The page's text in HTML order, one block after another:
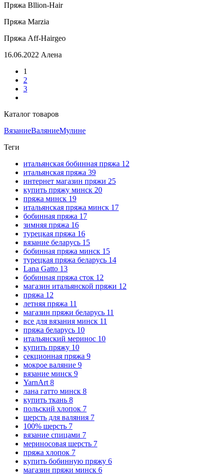
Пряжа Bllion-Hair
Пряжа Marzia
Пряжа Aff-Hairgeo
16.06.2022 Алена
1
2
3
Каталог товаров
ВязаниеВаляниеМулине
Теги
итальянская бобинная пряжа 12
итальянская пряжа 39
интернет магазин пряжи 25
купить пряжу минск 20
пряжа минск 19
итальянская пряжа минск 17
бобинная пряжа 17
зимняя пряжа 16
турецкая пряжа 16
вязание беларусь 15
бобинная пряжа минск 15
турецкая пряжа беларусь 14
Lana Gatto 13
бобинная пряжа сток 12
магазин итальянской пряжи 12
пряжа 12
летняя пряжа 11
магазин пряжи беларусь 11
все для вязания минск 11
пряжа беларусь 10
итальянский меринос 10
купить пряжу 10
секционная пряжа 9
мокрое валяние 9
вязание минск 9
YarnArt 8
лана гатто минск 8
купить ткань 8
польский хлопок 7
шерсть для валяния 7
100% шерсть 7
вязание спицами 7
мериносовая шерсть 7
пряжа хлопок 7
купить бобинную пряжу 6
магазин пряжи минск 6